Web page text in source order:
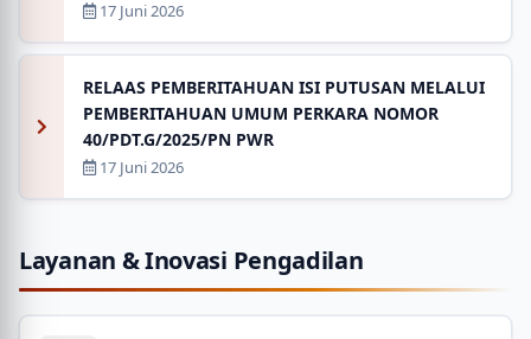
17 Juni 2026
RELAAS PEMBERITAHUAN ISI PUTUSAN MELALUI
PEMBERITAHUAN UMUM PERKARA NOMOR
40/PDT.G/2025/PN PWR
17 Juni 2026
Layanan & Inovasi Pengadilan